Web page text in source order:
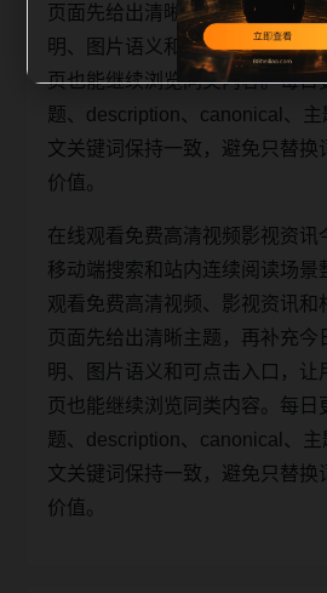
页面先给出清晰主题，再补充今
明、图片语义和可点击入口，让
页也能继续浏览同类内容。每日
题、description、canonical、
文关键词保持一致，避免只替换
价值。
在线观看免费高清视频影视资讯
移动端搜索和站内连续阅读场景
观看免费高清视频、影视资讯和
页面先给出清晰主题，再补充今
明、图片语义和可点击入口，让
页也能继续浏览同类内容。每日
题、description、canonical、
文关键词保持一致，避免只替换
价值。